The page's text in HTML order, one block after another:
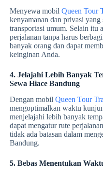
Menyewa mobil Queen Tour
kenyamanan dan privasi
transportasi umum. Selain itu
perjalanan tanpa harus
banyak orang dan dapat
keinginan Anda.
4. Jelajahi Lebih Banyak
Sewa Hiace Bandung
Dengan mobil Queen Tour
mengoptimalkan waktu
menjelajahi lebih banyak
dapat mengatur rute
tidak ada batasan dalam
Bandung.
5. Bebas Menentukan